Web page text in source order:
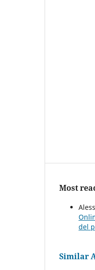
Most
del
Similar